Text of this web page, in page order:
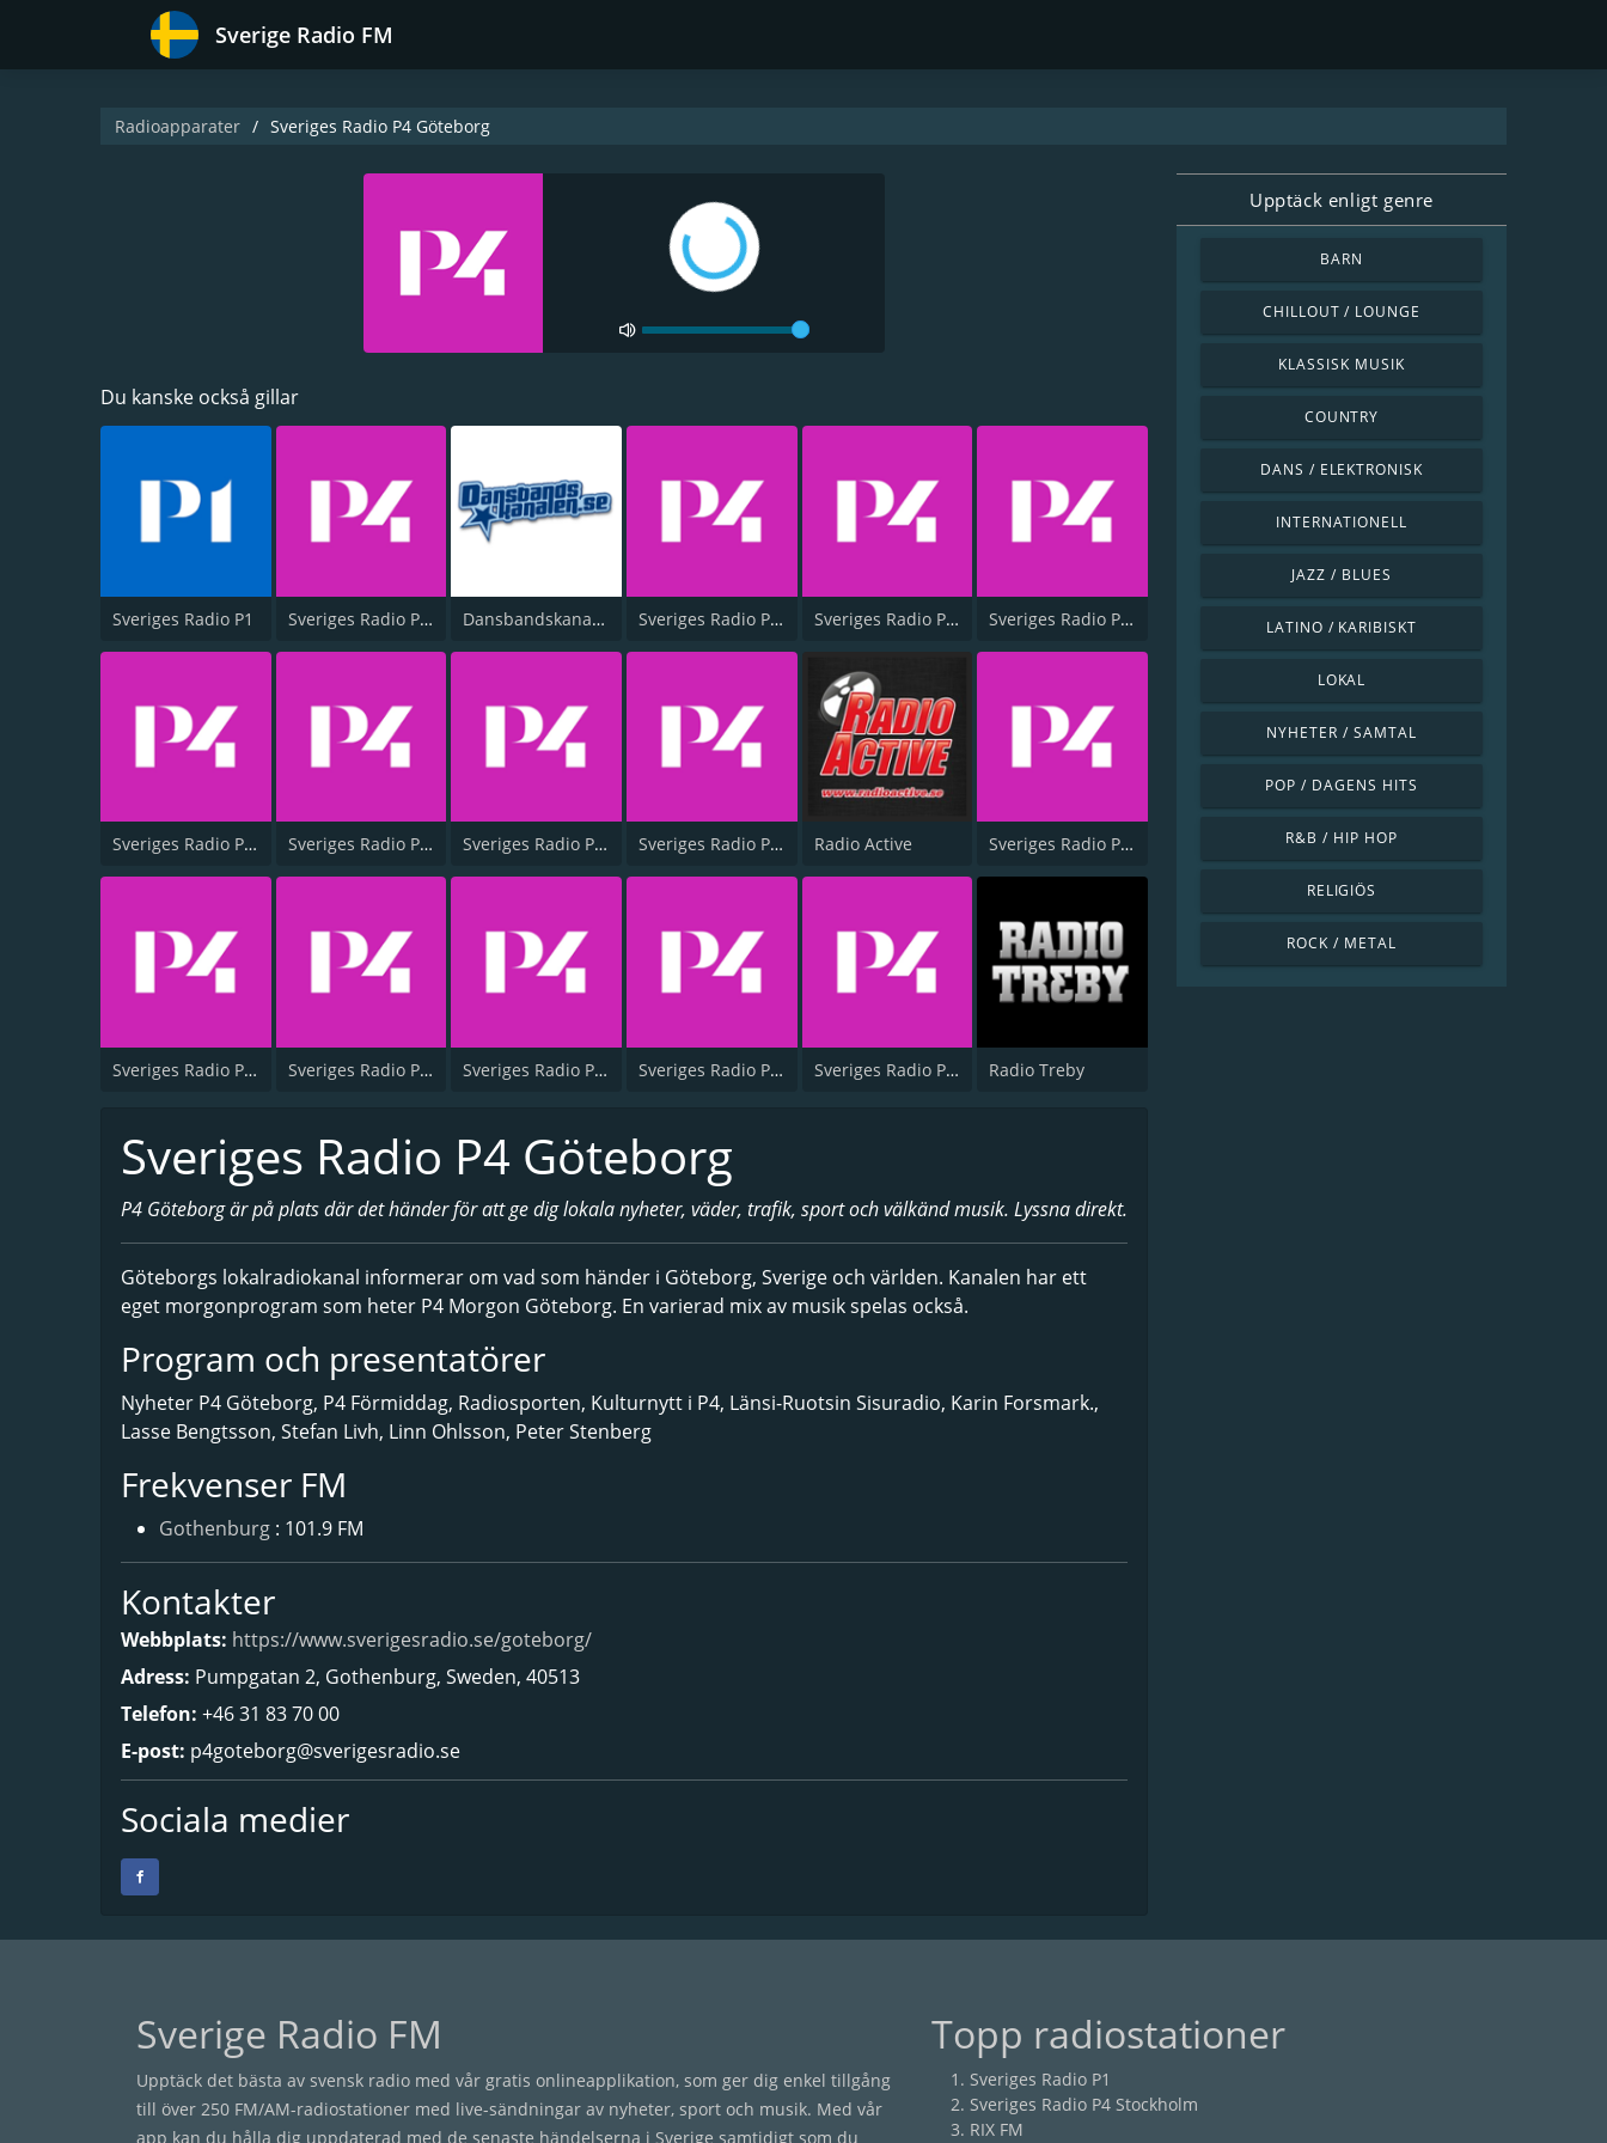
Sverige Radio FM
Radioapparater Sveriges Radio P4 Göteborg
Du kanske också gillar
Sveriges Radio P1 Sveriges Radio P4 Stockholm Dansbandskanalen Sveriges Radio P4 Gävleborg Sveriges Radio P4 Dalarna Sveriges Radio P4 Väst
Sveriges Radio P4 Kristianstad Sveriges Radio P4 Värmland Sveriges Radio P4 Västernorrland Sveriges Radio P4 Örebro Radio Active Sveriges Radio P4 Kronoberg
Sveriges Radio P4 Halland Sveriges Radio P4 Norrbotten Sveriges Radio P4 Kalmar Sveriges Radio P4 Malmöhus Sveriges Radio P4 Östergötland Radio Treby
Sveriges Radio P4 Göteborg
P4 Göteborg är på plats där det händer för att ge dig lokala nyheter, väder, trafik, sport och välkänd musik. Lyssna direkt.
Göteborgs lokalradiokanal informerar om vad som händer i Göteborg, Sverige och världen. Kanalen har ett
eget morgonprogram som heter P4 Morgon Göteborg. En varierad mix av musik spelas också.
Program och presentatörer
Nyheter P4 Göteborg, P4 Förmiddag, Radiosporten, Kulturnytt i P4, Länsi-Ruotsin Sisuradio, Karin Forsmark.,
Lasse Bengtsson, Stefan Livh, Linn Ohlsson, Peter Stenberg
Frekvenser FM
Gothenburg : 101.9 FM
Kontakter
Webbplats: https://www.sverigesradio.se/goteborg/
Adress: Pumpgatan 2, Gothenburg, Sweden, 40513
Telefon: +46 31 83 70 00
E-post: p4goteborg@sverigesradio.se
Sociala medier
Upptäck enligt genre
BARN
CHILLOUT / LOUNGE
KLASSISK MUSIK
COUNTRY
DANS / ELEKTRONISK
INTERNATIONELL
JAZZ / BLUES
LATINO / KARIBISKT
LOKAL
NYHETER / SAMTAL
POP / DAGENS HITS
R&B / HIP HOP
RELIGIÖS
ROCK / METAL
Sverige Radio FM
Upptäck det bästa av svensk radio med vår gratis onlineapplikation, som ger dig enkel tillgång
till över 250 FM/AM-radiostationer med live-sändningar av nyheter, sport och musik. Med vår
app kan du hålla dig uppdaterad med de senaste händelserna i Sverige samtidigt som du
Topp radiostationer
Sveriges Radio P1
Sveriges Radio P4 Stockholm
RIX FM